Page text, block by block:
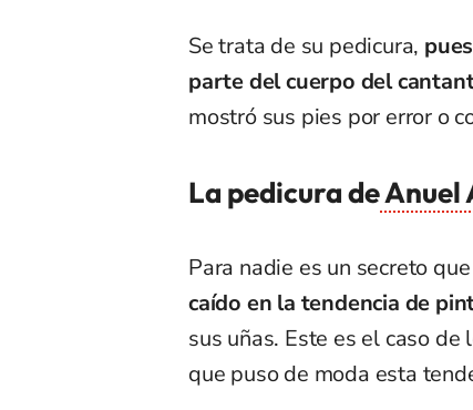
Se trata de su pedicura,
parte del cuerpo del
mostró sus pies por error o
La pedicura deAnuel
Para nadie es un secreto
caído en la tendencia de
sus uñas. Este es el caso
que puso de moda esta